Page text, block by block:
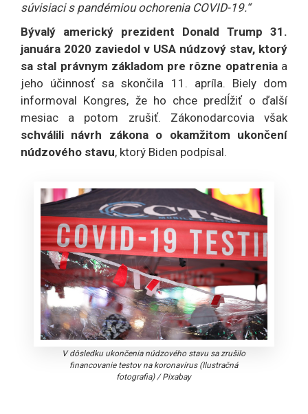
súvisiaci s pandémiou ochorenia COVID-19.“
Bývalý americký prezident Donald Trump 31.
januára 2020 zaviedol v USA núdzový stav, ktorý
sa stal právnym základom pre rôzne opatreniaa
jeho účinnosť sa skončila 11. apríla. Biely dom
informoval Kongres, že ho chce predĺžiť o ďalší
mesiac a potom zrušiť. Zákonodarcovia však
schválili návrh zákona o okamžitom ukončení
núdzového stavu, ktorý Biden podpísal.
V dôsledku ukončenia núdzového stavu sa zrušilo
financovanie testov na koronavírus (Ilustračná
fotografia)/Pixabay